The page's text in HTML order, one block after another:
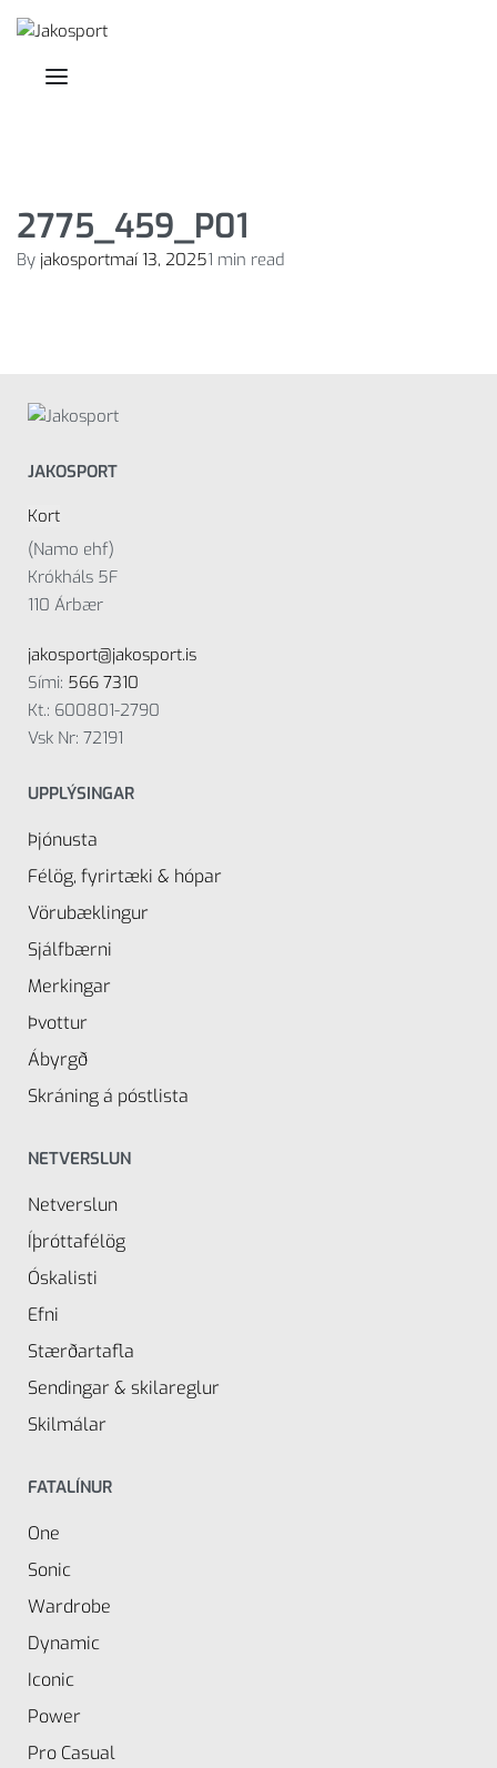
Skip
content
DETAILS
2775_459_P01
By jakosportmaí 13, 20251 min read
JAKOSPORT
Kort
(Namo ehf)
Krókháls 5F
110 Árbær
jakosport@jakosport.is
Sími: 566 7310
Kt.: 600801-2790
Vsk Nr: 72191
UPPLÝSINGAR
Þjónusta
Félög, fyrirtæki & hópar
Vörubæklingur
Sjálfbærni
Merkingar
Þvottur
Ábyrgð
Skráning á póstlista
NETVERSLUN
Netverslun
Íþróttafélög
Óskalisti
Efni
Stærðartafla
Sendingar & skilareglur
Skilmálar
FATALÍNUR
One
Sonic
Wardrobe
Dynamic
Iconic
Power
Pro Casual